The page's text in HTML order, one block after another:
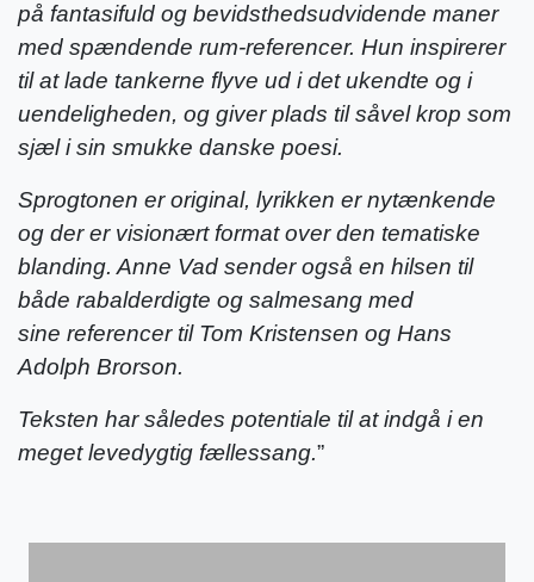
på fantasifuld og bevidsthedsudvidende maner
med spændende rum-referencer. Hun inspirerer
til at lade tankerne flyve ud i det ukendte og i
uendeligheden, og giver plads til såvel krop som
sjæl i sin smukke danske poesi.
Sprogtonen er original, lyrikken er nytænkende
og der er visionært format over den tematiske
blanding. Anne Vad sender også en hilsen til
både rabalderdigte og salmesang med
sine referencer til Tom Kristensen og Hans
Adolph Brorson.
Teksten har således potentiale til at indgå i en
meget levedygtig fællessang.”